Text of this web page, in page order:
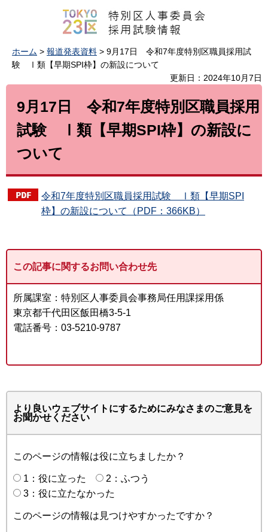
ホーム > 報道発表資料 > 9月17日 令和7年度特別区職員採用試
験 Ⅰ類【早期SPI枠】の新設について
更新日：2024年10月7日
9月17日 令和7年度特別区職員採用
試験 Ⅰ類【早期SPI枠】の新設に
ついて
令和7年度特別区職員採用試験 Ⅰ類【早期SPI
枠】の新設について（PDF：366KB）
この記事に関するお問い合わせ先
所属課室：特別区人事委員会事務局任用課採用係
東京都千代田区飯田橋3-5-1
電話番号：03-5210-9787
より良いウェブサイトにするためにみなさまのご意見を
お聞かせください
このページの情報は役に立ちましたか？
1：役に立った
2：ふつう
3：役に立たなかった
このページの情報は見つけやすかったですか？